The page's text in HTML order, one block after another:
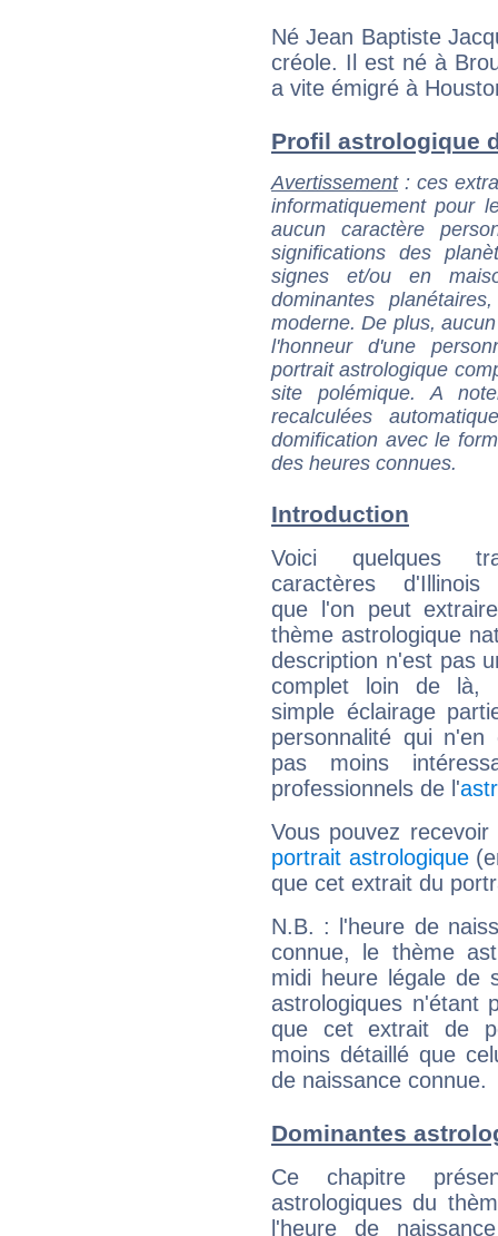
Né Jean Baptiste
créole. Il est né à
a vite émigré à
Profil astrologique
Avertissement: ces
informatiquement pour
aucun caractère
significations des
signes et/ou en
dominantes
moderne. De plus,
l'honneur d'une
portrait astrologique
site polémique. A
recalculées
domification avec le
des heures connues.
Introduction
Voici quelques
caractères d'Illinois
que l'on peut
thème astrologique
description n'est pas
complet loin de là,
simple éclairage
personnalité qui n'en
pas moins
professionnels de l'
Vous pouvez
portrait astrologique
que cet extrait du
N.B. : l'heure de
connue, le thème
midi heure légale de
astrologiques n'étant
que cet extrait de
moins détaillé que
de naissance connue.
Dominantes
Ce chapitre
astrologiques du
l'heure de